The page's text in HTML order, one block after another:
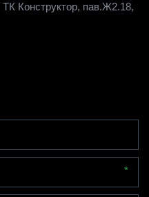
ТК Конструктор, пав.Ж2.18,
*